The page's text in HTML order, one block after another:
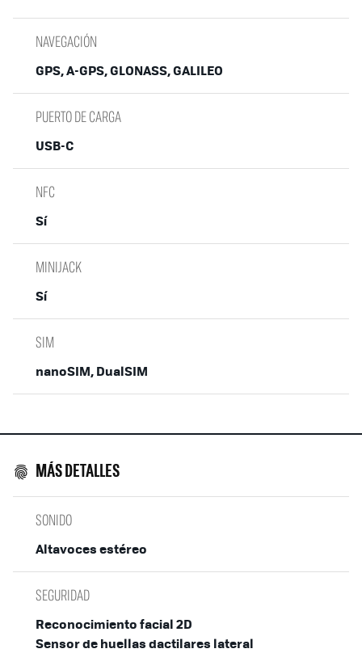
NAVEGACIÓN
GPS, A-GPS, GLONASS, GALILEO
PUERTO DE CARGA
USB-C
NFC
Sí
MINIJACK
Sí
SIM
nanoSIM, DualSIM
MÁS DETALLES
SONIDO
Altavoces estéreo
SEGURIDAD
Reconocimiento facial 2D
Sensor de huellas dactilares lateral